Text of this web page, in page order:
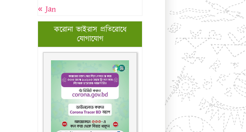
« Jan
করোনা ভাইরাস প্রতিরোধে
যোগাযোগ